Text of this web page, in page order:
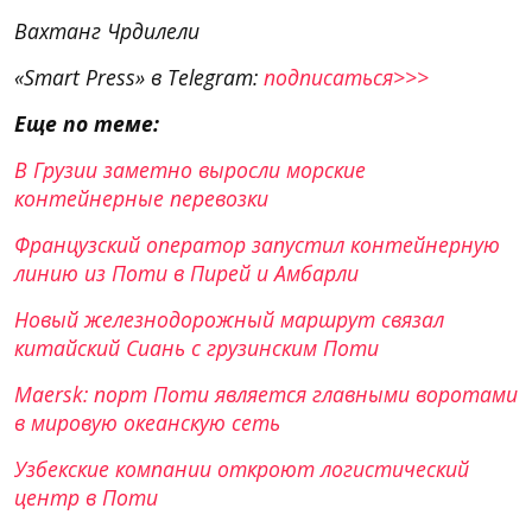
Вахтанг Чрдилели
«Smart Press» в Telegram: подписаться>>>
Еще по теме:
В Грузии заметно выросли морские
контейнерные перевозки
Французский оператор запустил контейнерную
линию из Поти в Пирей и Амбарли
Новый железнодорожный маршрут связал
китайский Сиань с грузинским Поти
Maersk: порт Поти является главными воротами
в мировую океанскую сеть
Узбекские компании откроют логистический
центр в Поти